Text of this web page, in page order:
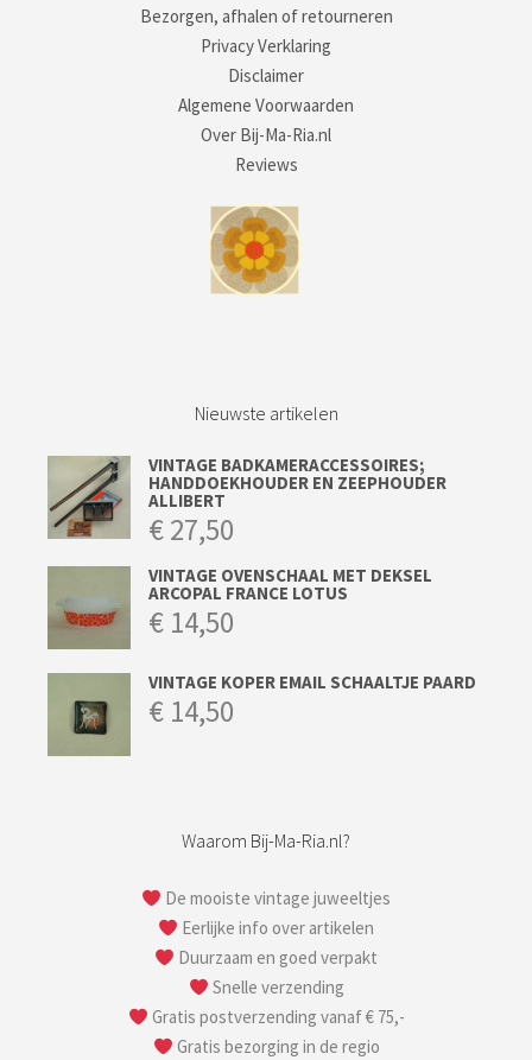
Bezorgen, afhalen of retourneren
Privacy Verklaring
Disclaimer
Algemene Voorwaarden
Over Bij-Ma-Ria.nl
Reviews
Nieuwste artikelen
VINTAGE BADKAMERACCESSOIRES;
HANDDOEKHOUDER EN ZEEPHOUDER
ALLIBERT
€27,50
VINTAGE OVENSCHAAL MET DEKSEL
ARCOPAL FRANCE LOTUS
€ 14,50
VINTAGE KOPER EMAIL SCHAALTJE PAARD
€ 14,50
Waarom Bij-Ma-Ria.nl?
De mooiste vintage juweeltjes
Eerlijke info over artikelen
Duurzaam en goed verpakt
Snelle verzending
Gratis postverzending vanaf € 75,-
Gratis bezorging in de regio